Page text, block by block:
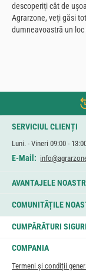
descoperiți cât de
Agrarzone, veți găsi
dumneavoastră un
SERVICIUL CLIENȚI
Luni. - Vineri 09:00 -
E-Mail:
AVANTAJELE
COMUNITĂȚILE
CUMPĂRĂTURI
COMPANIA
Termeni și condiții